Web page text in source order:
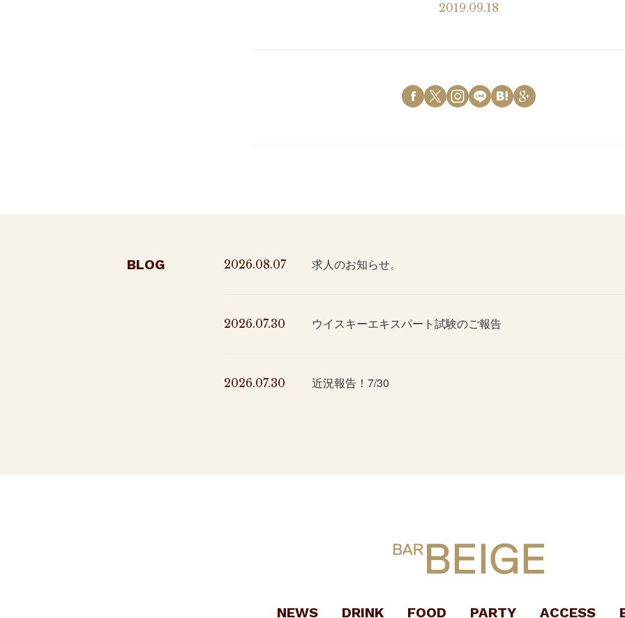
2019.09.18
BLOG 2026.08.07 求人のお知らせ。
2026.07.30 ウイスキーエキスパート試験のご報告
2026.07.30 近況報告！7/30
NEWS DRINK FOOD PARTY ACCESS